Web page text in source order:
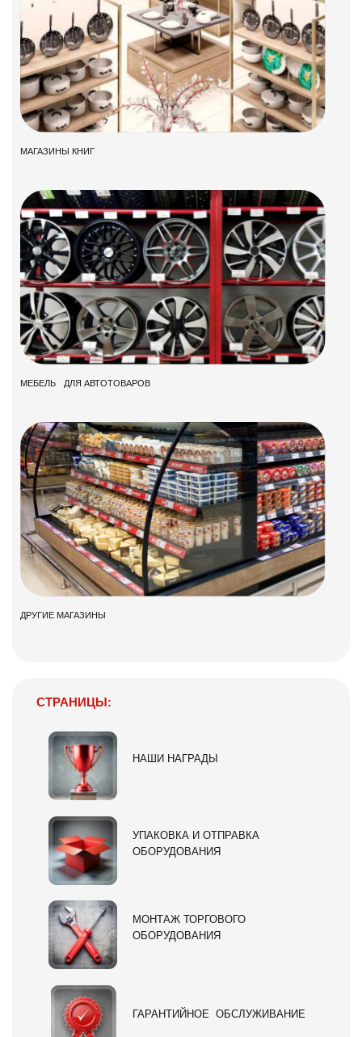
МАГАЗИНЫ КНИГ
МЕБЕЛЬ ДЛЯ АВТОТОВАРОВ
ДРУГИЕ МАГАЗИНЫ
СТРАНИЦЫ:
НАШИ НАГРАДЫ
УПАКОВКА И ОТПРАВКА
ОБОРУДОВАНИЯ
МОНТАЖ ТОРГОВОГО
ОБОРУДОВАНИЯ
ГАРАНТИЙНОЕ ОБСЛУЖИВАНИЕ